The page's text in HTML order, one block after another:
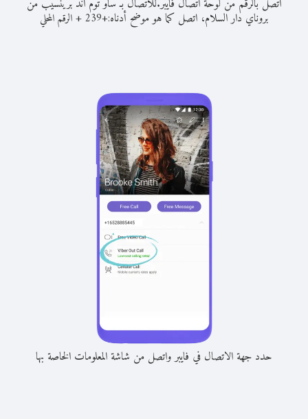
اتصل بالرقم من لوحة اتصال فايبر.للاتصال بـ ساو توم آند برينسيب من
بروناي دار السلام، اتصل كما هو موضح أدناه:+
239
+الرقم المحلي
حدد جهة الاتصال في فايبر واتصل من شاشة المعلومات الخاصة بها